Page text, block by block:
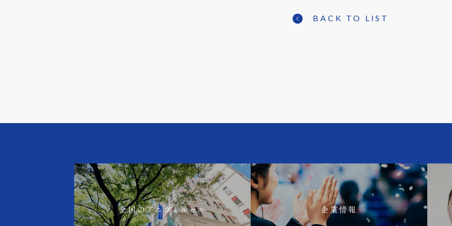
BACK TO LIST
全国のアニヴェルセル 企業情報